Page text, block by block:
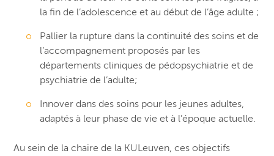
la fin de l’adolescence et au début de l’âge adulte ;
Pallier la rupture dans la continuité des soins et de
l’accompagnement proposés par les
départements cliniques de pédopsychiatrie et de
psychiatrie de l’adulte;
Innover dans des soins pour les jeunes adultes,
adaptés à leur phase de vie et à l’époque actuelle.
Au sein de la chaire de la KULeuven, ces objectifs